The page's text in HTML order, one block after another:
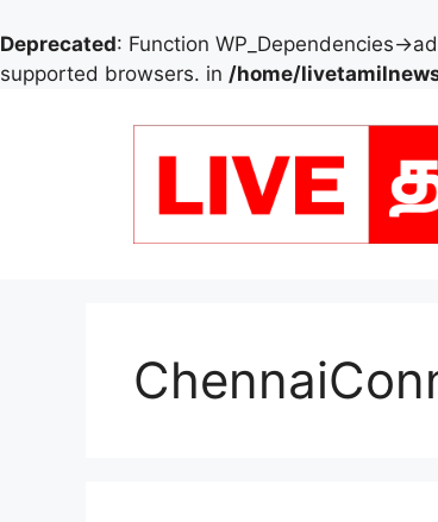
Deprecated: Function WP_Dependencies-
supported browsers. in /home/